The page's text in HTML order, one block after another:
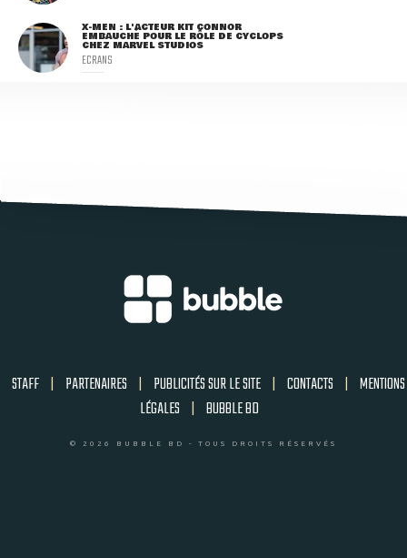
X-MEN : L'ACTEUR KIT CONNOR
EMBAUCHÉ POUR LE RÔLE DE CYCLOPS
CHEZ MARVEL STUDIOS
ECRANS
STAFF | PARTENAIRES | PUBLICITÉS SUR LE SITE | CONTACTS | MENTIONS
LÉGALES | BUBBLE BD
© 2026 BUBBLE BD - TOUS DROITS RÉSERVÉS